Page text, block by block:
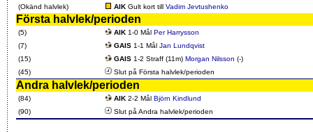
(Okänd halvlek) AIK Gult kort till Vadim Jevtushenko
Första halvlek/perioden
(5) AIK 1-0 Mål Per Harrysson
(7)
GAIS 1-1 Mål Jan Lundqvist
(15)
GAIS 1-2 Straff (11m) Morgan Nilsson (-)
(45)
Slut på Första halvlek/perioden
Andra halvlek/perioden
(84) AIK 2-2 Mål Björn Kindlund
(90)
Slut på Andra halvlek/perioden